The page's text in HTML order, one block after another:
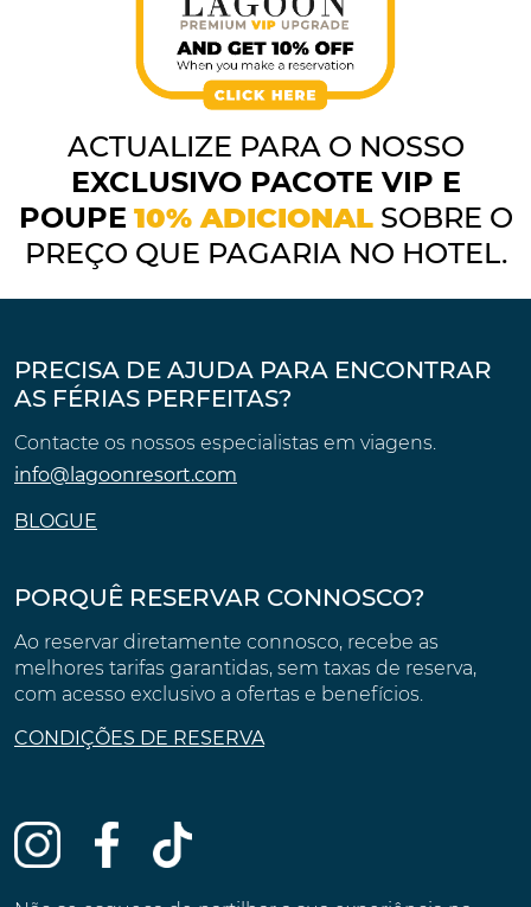
ACTUALIZE PARA O NOSSO
EXCLUSIVO PACOTE VIP E
POUPE 10% ADICIONALSOBRE O
PREÇO QUE PAGARIA NO HOTEL.
PRECISA DE AJUDA PARA ENCONTRAR
AS FÉRIAS PERFEITAS?
Contacte os nossos especialistas em viagens.
info@lagoonresort.com
BLOGUE
PORQUÊ RESERVAR CONNOSCO?
Ao reservar diretamente connosco, recebe as
melhores tarifas garantidas, sem taxas de reserva,
com acesso exclusivo a ofertas e benefícios.
CONDIÇÕES DE RESERVA